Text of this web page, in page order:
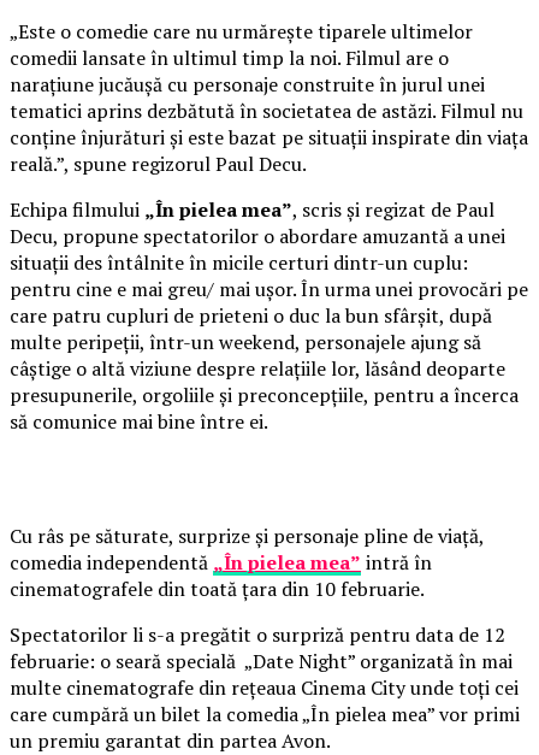
„Este o comedie care nu urmărește tiparele ultimelor
comedii lansate în ultimul timp la noi. Filmul are o
narațiune jucăușă cu personaje construite în jurul unei
tematici aprins dezbătută în societatea de astăzi. Filmul nu
conține înjurături și este bazat pe situații inspirate din viața
reală.”, spune regizorul Paul Decu.
Echipa filmului „În pielea mea”, scris și regizat de Paul
Decu, propune spectatorilor o abordare amuzantă a unei
situații des întâlnite în micile certuri dintr-un cuplu:
pentru cine e mai greu/ mai ușor. În urma unei provocări pe
care patru cupluri de prieteni o duc la bun sfârșit, după
multe peripeții, într-un weekend, personajele ajung să
câștige o altă viziune despre relațiile lor, lăsând deoparte
presupunerile, orgoliile și preconcepțiile, pentru a încerca
să comunice mai bine între ei.
Cu râs pe săturate, surprize și personaje pline de viață,
comedia independentă „În pielea mea” intră în
cinematografele din toată țara din 10 februarie.
Spectatorilor li s-a pregătit o surpriză pentru data de 12
februarie: o seară specială „Date Night” organizată în mai
multe cinematografe din rețeaua Cinema City unde toți cei
care cumpără un bilet la comedia „În pielea mea” vor primi
un premiu garantat din partea Avon.